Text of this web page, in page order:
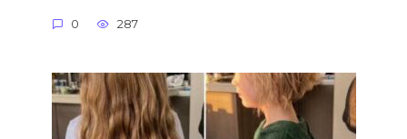
0 287